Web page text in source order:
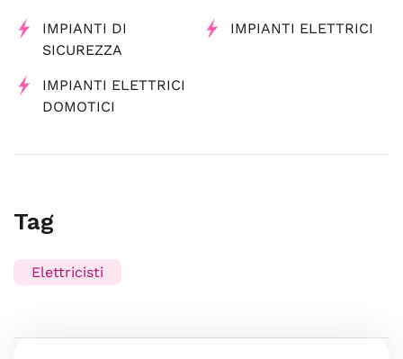
IMPIANTI DI
SICUREZZA
IMPIANTI ELETTRICI
IMPIANTI ELETTRICI
DOMOTICI
Tag
Elettricisti